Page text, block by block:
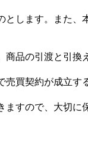
します。また、
品の引渡と引換
買契約が成立す
すので、大切に